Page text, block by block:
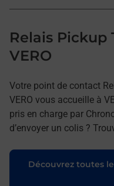
Relais Pickup
VERO
Votre point de contact
VERO vous accueille à
pris en charge par
d’envoyer un colis ?
Découvrez toutes